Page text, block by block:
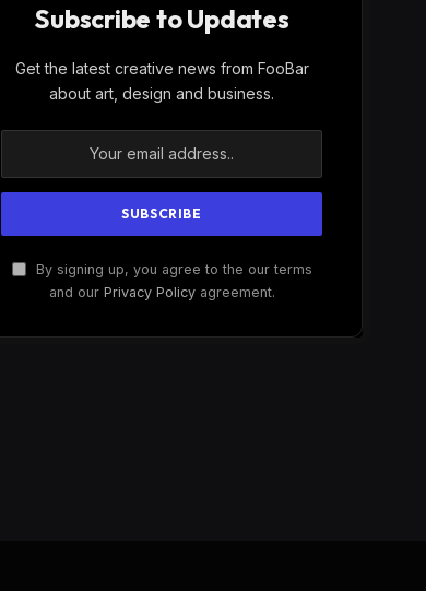
Subscribe to Updates
Get the latest creative news from FooBar
about art, design and business.
By signing up, you agree to the our terms
and our Privacy Policyagreement.